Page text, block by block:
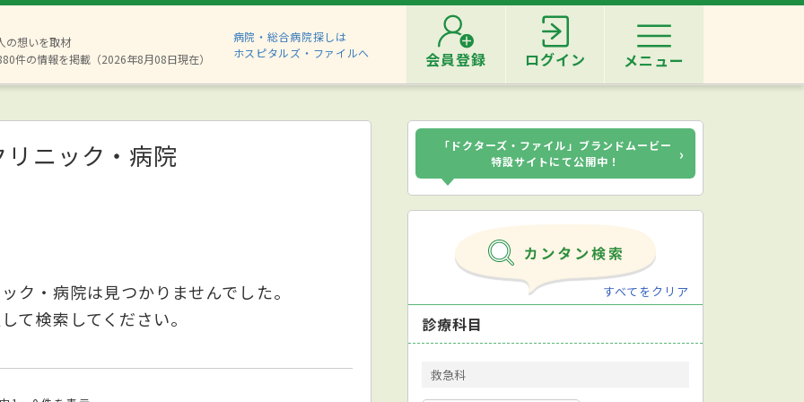
の想いを取材
件の情報を掲載（2026年8月08日現在）
病院・総合病院探しは
ホスピタルズ・ファイルへ
会員登録 ログイン メニュー
リニック・病院
ク・病院は見つかりませんでした。
て検索してください。
「ドクターズ・ファイル」ブランドムービー
特設サイトにて公開中！
›
すべてをクリア
診療科目
救急科